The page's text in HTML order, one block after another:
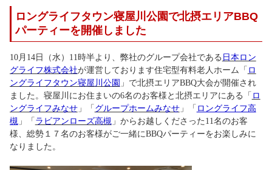
ロングライフタウン寝屋川公園で北摂エリアBBQ
パーティーを開催しました
10月14日（水）11時半より、弊社のグループ会社である 日本ロン
グライフ株式会社が運営しております住宅型有料老人ホーム「 ロ
ングライフタウン寝屋川公園 」で北摂エリアBBQ大会が開催され
ました。寝屋川にお住まいの6名のお客様と北摂エリアにある「 ロ
ングライフみなせ」「 グループホームみなせ」「 ロングライフ高
槻」「 ラビアンローズ高槻」からお越しくださった11名のお客
様、総勢１７名のお客様がご一緒にBBQパーティーをお楽しみに
なりました。